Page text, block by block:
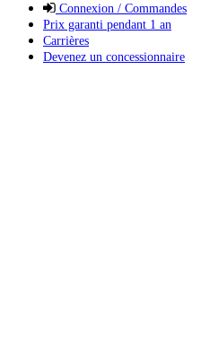
Connexion / Commandes
Prix garanti pendant 1 an
Carrières
Devenez un concessionnaire